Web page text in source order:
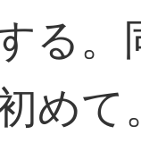
る
めて